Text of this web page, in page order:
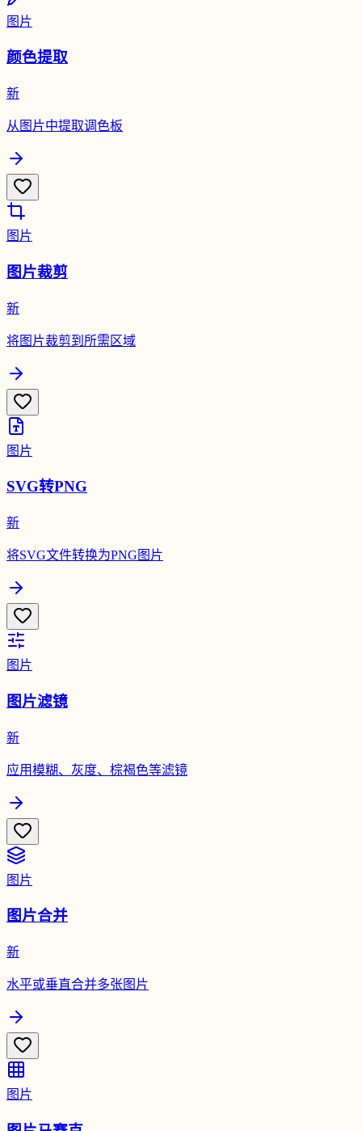
图片
颜色提取
新
从图片中提取调色板
图片
图片裁剪
新
将图片裁剪到所需区域
图片
SVG转PNG
新
将SVG文件转换为PNG图片
图片
图片滤镜
新
应用模糊、灰度、棕褐色等滤镜
图片
图片合并
新
水平或垂直合并多张图片
图片